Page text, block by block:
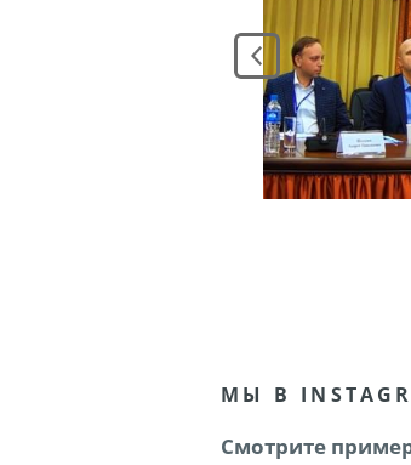
МЫ В
Смотрите